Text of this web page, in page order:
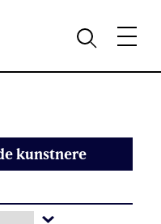
SØKMENY
kunstnere